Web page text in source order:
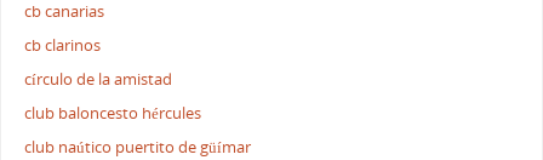
cb canarias
cb clarinos
círculo de la amistad
club baloncesto hércules
club naútico puertito de güímar